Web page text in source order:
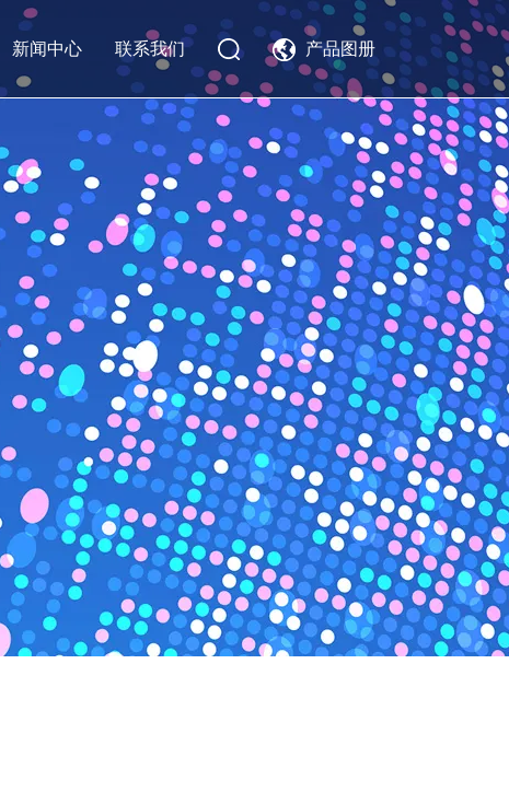
新闻中心 联系我们 产品图册